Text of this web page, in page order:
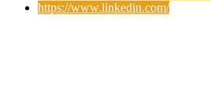
https://www.linkedin.com/